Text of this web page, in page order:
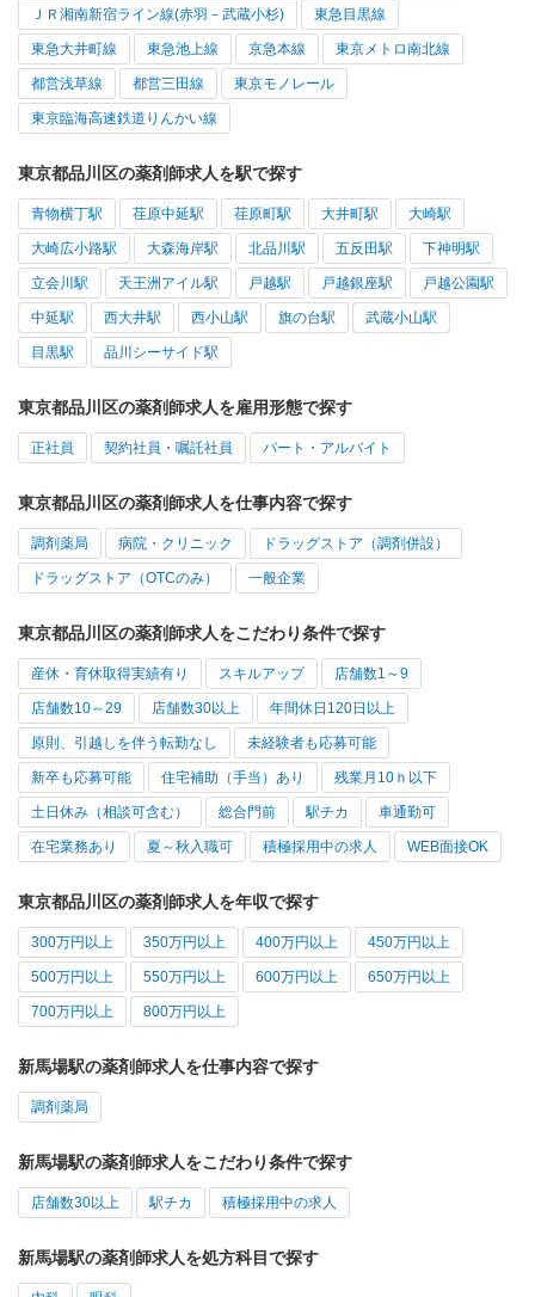
ＪＲ湘南新宿ライン線(赤羽－武蔵小杉) 東急目黒線
東急大井町線 東急池上線 京急本線 東京メトロ南北線
都営浅草線 都営三田線 東京モノレール
東京臨海高速鉄道りんかい線
東京都品川区の薬剤師求人を駅で探す
青物横丁駅 荏原中延駅 荏原町駅 大井町駅 大崎駅
大崎広小路駅 大森海岸駅 北品川駅 五反田駅 下神明駅
立会川駅 天王洲アイル駅 戸越駅 戸越銀座駅 戸越公園駅
中延駅 西大井駅 西小山駅 旗の台駅 武蔵小山駅
目黒駅 品川シーサイド駅
東京都品川区の薬剤師求人を雇用形態で探す
正社員 契約社員・嘱託社員 パート・アルバイト
東京都品川区の薬剤師求人を仕事内容で探す
調剤薬局 病院・クリニック ドラッグストア（調剤併設）
ドラッグストア（OTCのみ） 一般企業
東京都品川区の薬剤師求人をこだわり条件で探す
産休・育休取得実績有り スキルアップ 店舗数1～9
店舗数10～29 店舗数30以上 年間休日120日以上
原則、引越しを伴う転勤なし 未経験者も応募可能
新卒も応募可能 住宅補助（手当）あり 残業月10ｈ以下
土日休み（相談可含む） 総合門前 駅チカ 車通勤可
在宅業務あり 夏～秋入職可 積極採用中の求人 WEB面接OK
東京都品川区の薬剤師求人を年収で探す
300万円以上 350万円以上 400万円以上 450万円以上
500万円以上 550万円以上 600万円以上 650万円以上
700万円以上 800万円以上
新馬場駅の薬剤師求人を仕事内容で探す
調剤薬局
新馬場駅の薬剤師求人をこだわり条件で探す
店舗数30以上 駅チカ 積極採用中の求人
新馬場駅の薬剤師求人を処方科目で探す